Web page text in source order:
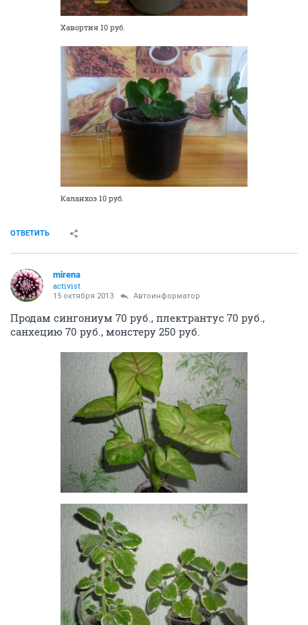
Хавортия 10 руб.
Каланхоэ 10 руб.
ОТВЕТИТЬ
mirena
activist
15 октября 2013 Автоинформатор
Продам сингониум 70 руб., плектрантус 70 руб.,
санхецию 70 руб., монстеру 250 руб.